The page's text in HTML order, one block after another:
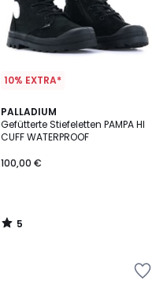
10% EXTRA*
PALLADIUM
Gefütterte Stiefeletten PAMPA HI
CUFF WATERPROOF
100,00 €
5
/
5
5
/